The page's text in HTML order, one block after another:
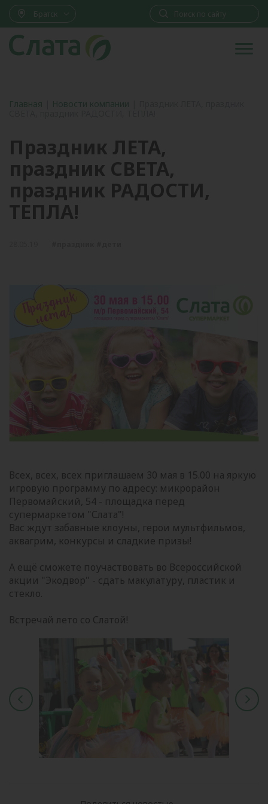
Братск
Главная Новости компании
Праздник ЛЕТА,
праздник СВЕТА,
праздник РАДОСТИ,
ТЕПЛА!
Всех, всех, всех приглашаем 30 мая в 15.00 на яркую
игровую программу по адресу: микрорайон
Первомайский, 54 - площадка перед
супермаркетом "Слата"!
Вас ждут забавные клоуны, герои мультфильмов,
аквагрим, конкурсы и сладкие призы!
А ещё сможете поучаствовать во Всероссийской
акции "Экодвор" - сдать макулатуру, пластик и
стекло.
Встречай лето со Слатой!